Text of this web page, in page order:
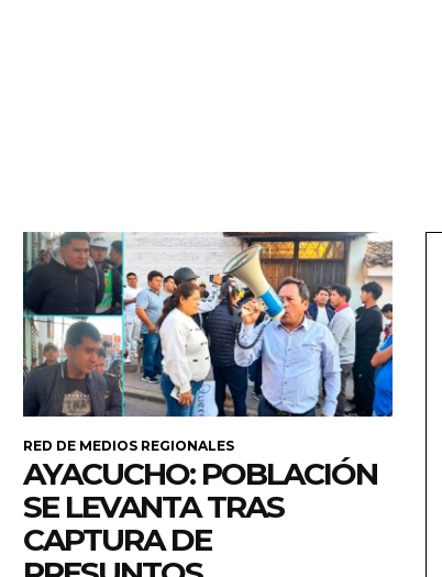
RED DE MEDIOS REGIONALES
AYACUCHO: POBLACIÓN
SE LEVANTA TRAS
CAPTURA DE